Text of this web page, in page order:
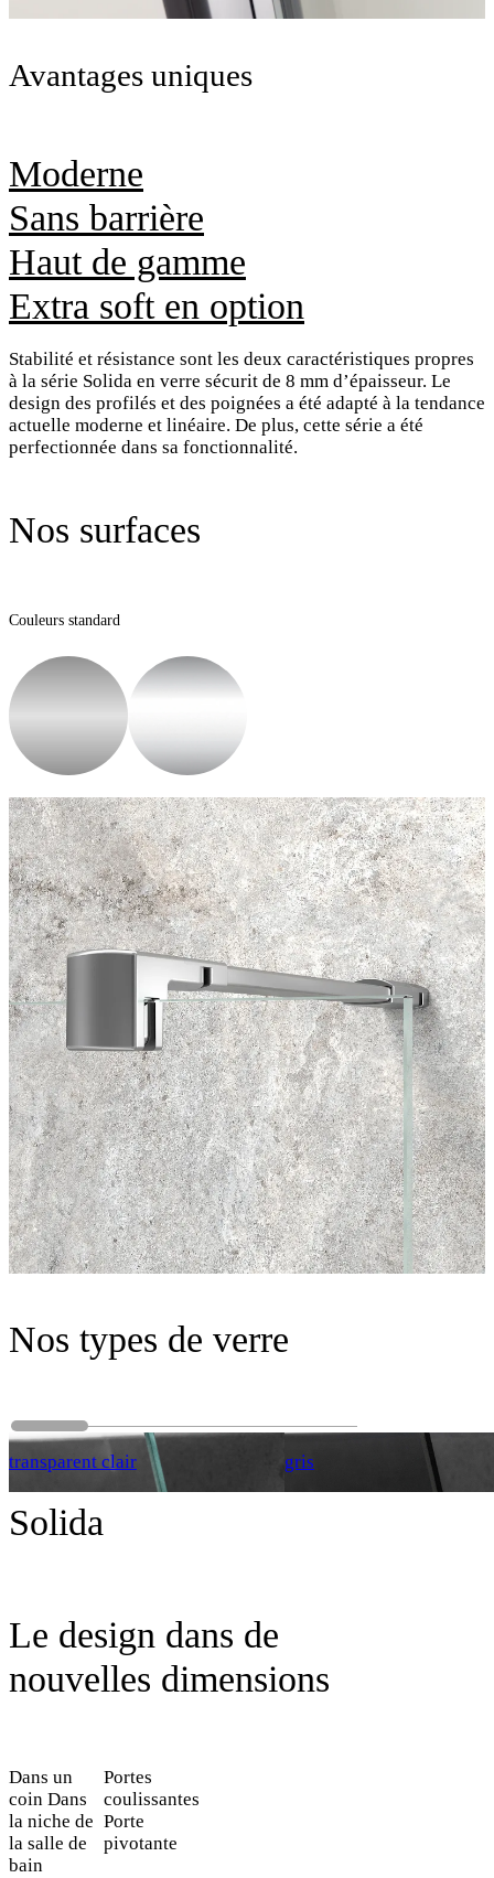
Avantages uniques
Moderne
Stabilité et résistance sont les deux caractéristiques propres
à la série Solida en verre sécurit de 8 mm d’épaisseur. Le
design des profilés et des poignées a été adapté à la tendance
actuelle moderne et linéaire. De plus, cette série a été
perfectionnée dans sa fonctionnalité.
Sans barrière
Haut de gamme
Extra soft en option
Nos surfaces
Couleurs standard
Nos types de verre
transparent clair gris
Solida
Le design dans de
nouvelles dimensions
Dans un
coin Dans
la niche de
la salle de
bain
Portes
coulissantes
Porte
pivotante